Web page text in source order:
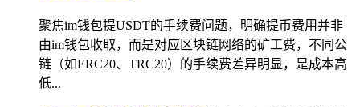
聚焦im钱包提USDT的手续费问题，明确提币费用并非
由im钱包收取，而是对应区块链网络的矿工费，不同公
链（如ERC20、TRC20）的手续费差异明显，是成本高
低...